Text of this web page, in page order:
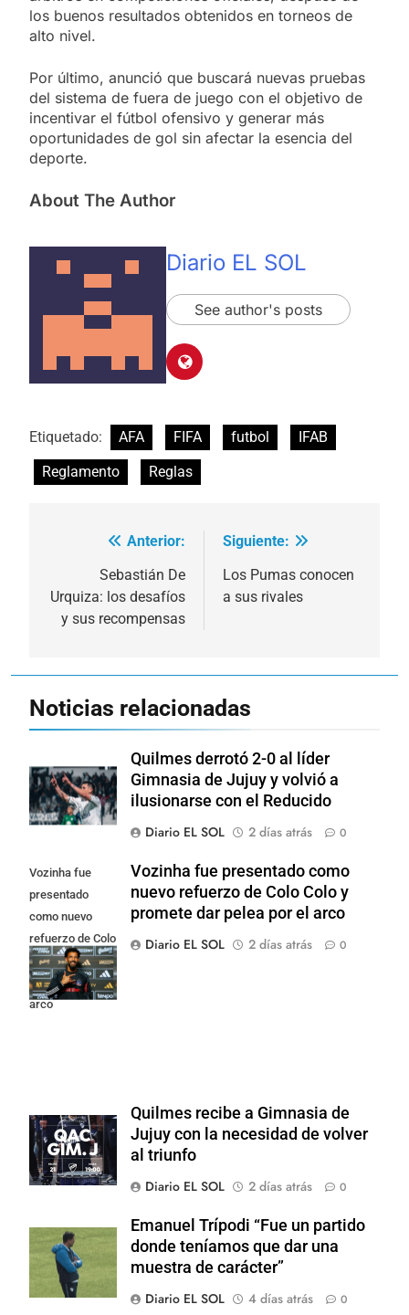
los buenos resultados obtenidos en torneos de
alto nivel.
Por último, anunció que buscará nuevas pruebas
del sistema de fuera de juego con el objetivo de
incentivar el fútbol ofensivo y generar más
oportunidades de gol sin afectar la esencia del
deporte.
About The Author
Diario EL SOL
See author's posts
Etiquetado: AFA FIFA futbol
IFAB
Reglamento
Reglas
Navegación
entradas
Anterior:
Sebastián De
Urquiza: los desafíos
y sus recompensas
Siguiente:
Los Pumas conocen
a sus rivales
Noticias relacionadas
Quilmes derrotó 2-0 al líder
Gimnasia de Jujuy y volvió a
ilusionarse con el Reducido
Diario EL SOL
2 días atrás 0
Vozinha fue
presentado
como nuevo
refuerzo de Colo
Colo y promete
dar pelea por el
arco
Vozinha fue presentado como
nuevo refuerzo de Colo Colo y
promete dar pelea por el arco
Diario EL SOL
2 días atrás 0
Quilmes recibe a Gimnasia de
Jujuy con la necesidad de volver
al triunfo
Diario EL SOL
2 días atrás 0
Emanuel Trípodi “Fue un partido
donde teníamos que dar una
muestra de carácter”
Diario EL SOL
4 días atrás 0